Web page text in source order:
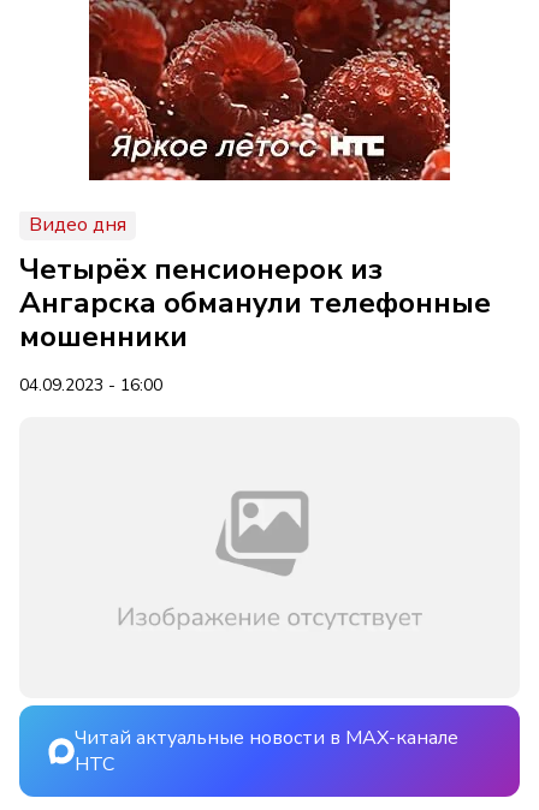
Видео дня
Четырёх пенсионерок из
Ангарска обманули телефонные
мошенники
04.09.2023 - 16:00
Читай актуальные новости в MAX-канале
НТС